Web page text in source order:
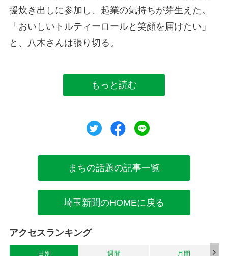
援炊き出しに参加し、起業の気持ちが芽生えた。
「おいしいトルティーロールと笑顔を届けたい」
と、八木さんは張り切る。
もっと読む
ツイートシェア
まちの話題の記事一覧
埼玉新聞のHOMEに戻る
アクセスランキング
日別 週間 月間